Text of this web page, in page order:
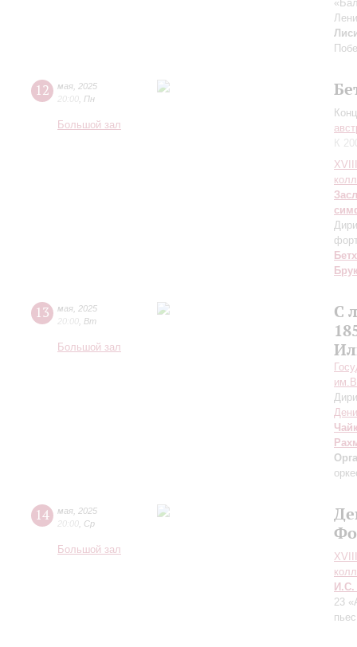
12 мая 2025
20:00 Пн
Большой зал
К
13 мая 2025
20:00 Вт
Большой зал
С
14 мая 2025
20:00 Ср
Большой зал
И.С.
23